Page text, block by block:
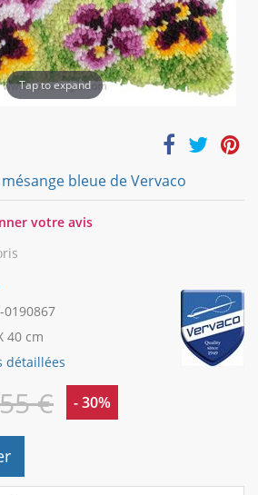
Tap to expand
bleue de Vervaco
votre avis
0190867
40 cm
détaillées
€ - 30%